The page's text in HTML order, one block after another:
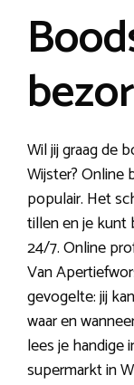
Wil jij graag de
Wijster? Online
populair. Het
tillen en je kunt
24/7. Online
Van
gevogelte: jij
waar en
lees je handige
supermarkt in